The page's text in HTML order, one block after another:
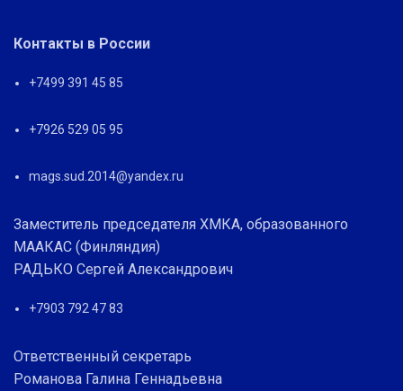
Контакты в России
+7499 391 45 85
+7926 529 05 95
mags.sud.2014@yandex.ru
Заместитель председателя ХМКА, образованного
МААКАС (Финляндия)
РАДЬКО Сергей Александрович
+7903 792 47 83
Ответственный секретарь
Романова Галина Геннадьевна